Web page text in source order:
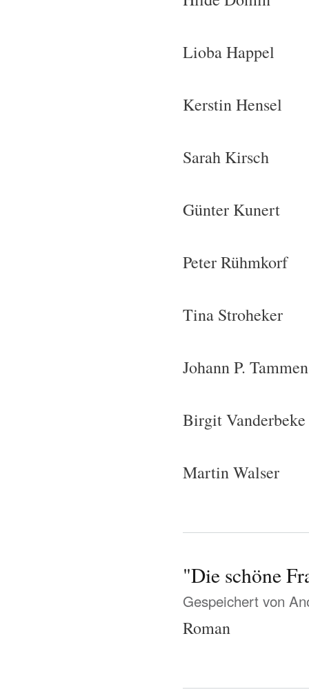
Lioba Happel
Kerstin Hensel
Sarah Kirsch
Günter Kunert
Peter Rühmkorf
Tina Stroheker
Johann P. Tammen
Birgit Vanderbeke
Martin Walser
"Die schöne
Gespeichert von
Roman